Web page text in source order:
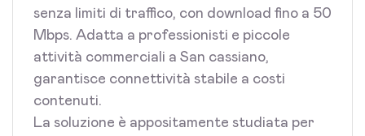
senza limiti di traffico, con download fino a 50
Mbps. Adatta a professionisti e piccole
attività commerciali a San cassiano,
garantisce connettività stabile a costi
contenuti.
La soluzione è appositamente studiata per